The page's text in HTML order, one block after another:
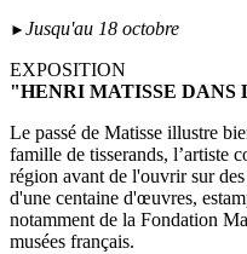
► Jusqu'au 18 octobre
EXPOSITION
"HENRI MATISSE DANS
Le passé de Matisse illustre
famille de tisserands, l’artiste
région avant de l'ouvrir sur
d'une centaine d'œuvres,
notamment de la Fondation
musées français.